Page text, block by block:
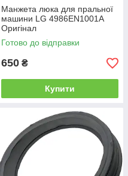
Манжета люка для пральної
машини LG 4986EN1001A
Оригінал
Готово до відправки
650 ₴
Купити